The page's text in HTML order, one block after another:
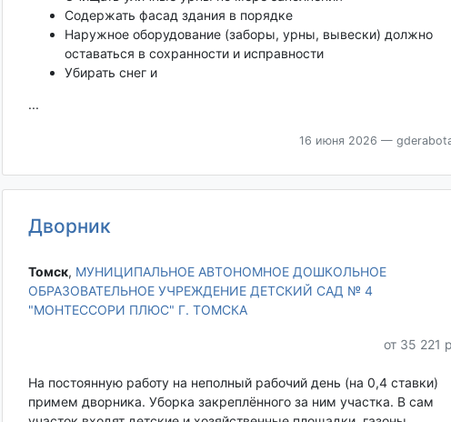
Содержать фасад здания в порядке
Наружное оборудование (заборы, урны, вывески) должно
оставаться в сохранности и исправности
Убирать снег и
...
16 июня 2026 —
Дворник
Томск‎, МУНИЦИПАЛЬНОЕ АВТОНОМНОЕ ДОШКОЛЬНОЕ
ОБРАЗОВАТЕЛЬНОЕ УЧРЕЖДЕНИЕ ДЕТСКИЙ САД № 4
"МОНТЕССОРИ ПЛЮС" Г. ТОМСКА
от 35 221
На постоянную работу на неполный рабочий день (на 0,4 ставки)
примем дворника. Уборка закреплённого за ним участка. В сам